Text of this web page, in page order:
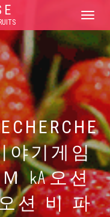
DÉPLIER/
야기게임
㎄오션
션 비 파